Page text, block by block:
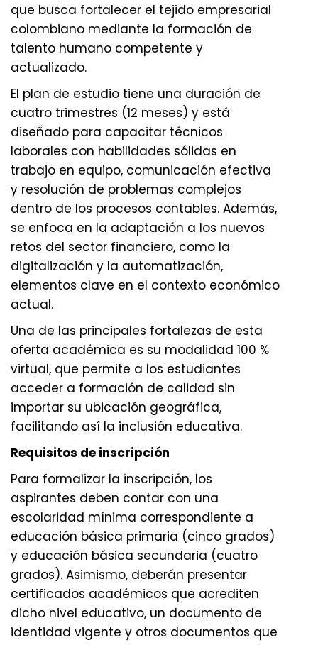
que busca fortalecer el tejido empresarial
colombiano mediante la formación de
talento humano competente y
actualizado.
El plan de estudio tiene una duración de
cuatro trimestres (12 meses) y está
diseñado para capacitar técnicos
laborales con habilidades sólidas en
trabajo en equipo, comunicación efectiva
y resolución de problemas complejos
dentro de los procesos contables. Además,
se enfoca en la adaptación a los nuevos
retos del sector financiero, como la
digitalización y la automatización,
elementos clave en el contexto económico
actual.
Una de las principales fortalezas de esta
oferta académica es su modalidad 100 %
virtual, que permite a los estudiantes
acceder a formación de calidad sin
importar su ubicación geográfica,
facilitando así la inclusión educativa.
Requisitos de inscripción
Para formalizar la inscripción, los
aspirantes deben contar con una
escolaridad mínima correspondiente a
educación básica primaria (cinco grados)
y educación básica secundaria (cuatro
grados). Asimismo, deberán presentar
certificados académicos que acrediten
dicho nivel educativo, un documento de
identidad vigente y otros documentos que